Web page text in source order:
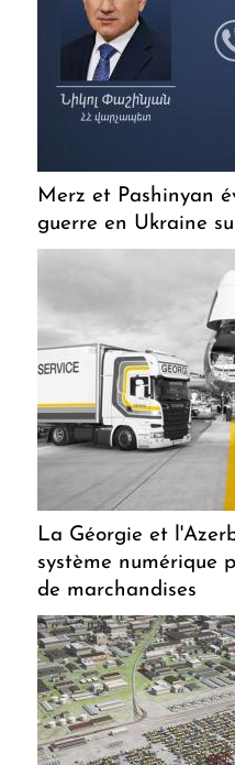
Merz et Pashinyan
guerre en Ukraine
La Géorgie et
système numérique
de marchandises